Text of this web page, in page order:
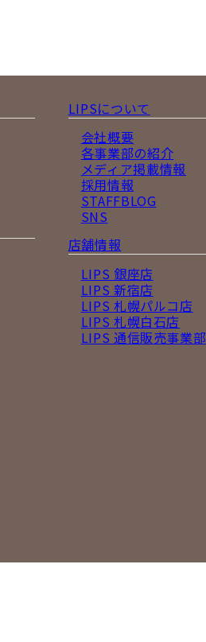
LIPSについて
会社概要
各事業部の紹介
メディア掲載情報
採用情報
STAFFBLOG
SNS
店舗情報
LIPS 銀座店
LIPS 新宿店
LIPS 札幌パルコ店
LIPS 札幌白石店
LIPS 通信販売事業部